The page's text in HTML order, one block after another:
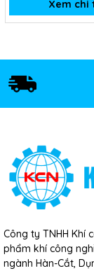
Xem chi
Công ty TNHH Khí
phẩm khí công
ngành Hàn-Cắt,